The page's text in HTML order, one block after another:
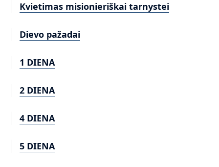
Kvietimas misionieriškai tarnystei
Dievo pažadai
1 DIENA
2 DIENA
4 DIENA
5 DIENA